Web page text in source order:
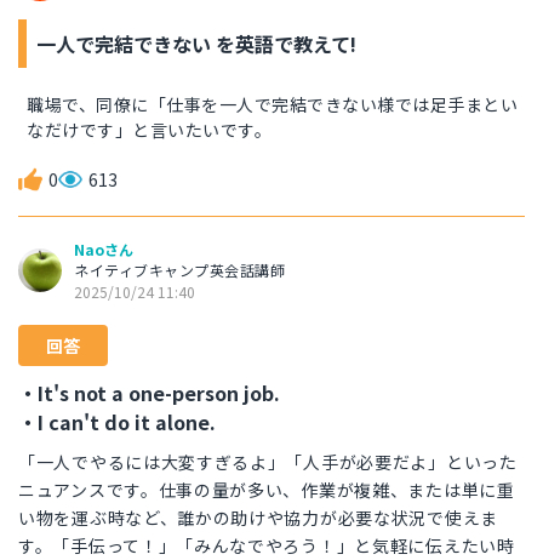
一人で完結できない を英語で教えて!
職場で、同僚に「仕事を一人で完結できない様では足手まとい
なだけです」と言いたいです。
0 613
Naoさん
ネイティブキャンプ英会話講師
2025/10/24 11:40
回答
・It's not a one-person job.
・I can't do it alone.
「一人でやるには大変すぎるよ」「人手が必要だよ」といった
ニュアンスです。仕事の量が多い、作業が複雑、または単に重
い物を運ぶ時など、誰かの助けや協力が必要な状況で使えま
す。「手伝って！」「みんなでやろう！」と気軽に伝えたい時